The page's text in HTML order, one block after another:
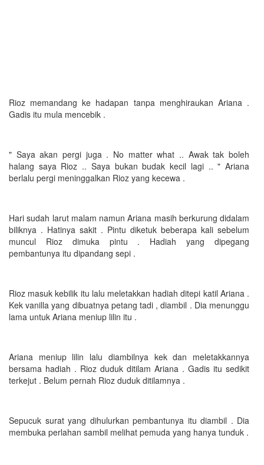
Rioz memandang ke hadapan tanpa menghiraukan Ariana .
Gadis itu mula mencebik .
" Saya akan pergi juga . No matter what .. Awak tak boleh
halang saya Rioz .. Saya bukan budak kecil lagi .. " Ariana
berlalu pergi meninggalkan Rioz yang kecewa .
Hari sudah larut malam namun Ariana masih berkurung didalam
biliknya . Hatinya sakit . Pintu diketuk beberapa kali sebelum
muncul Rioz dimuka pintu . Hadiah yang dipegang
pembantunya itu dipandang sepi .
Rioz masuk kebilik itu lalu meletakkan hadiah ditepi katil Ariana .
Kek vanilla yang dibuatnya petang tadi , diambil . Dia menunggu
lama untuk Ariana meniup lilin itu .
Ariana meniup lilin lalu diambilnya kek dan meletakkannya
bersama hadiah . Rioz duduk ditilam Ariana . Gadis itu sedikit
terkejut . Belum pernah Rioz duduk ditilamnya .
Sepucuk surat yang dihulurkan pembantunya itu diambil . Dia
membuka perlahan sambil melihat pemuda yang hanya tunduk .